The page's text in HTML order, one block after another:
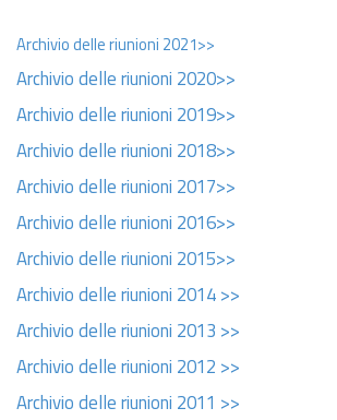
Archivio delle riunioni 2021>>
Archivio delle riunioni 2020>>
Archivio delle riunioni 2019>>
Archivio delle riunioni 2018>>
Archivio delle riunioni 2017>>
Archivio delle riunioni 2016>>
Archivio delle riunioni 2015>>
Archivio delle riunioni 2014 >>
Archivio delle riunioni 2013 >>
Archivio delle riunioni 2012 >>
Archivio delle riunioni 2011 >>